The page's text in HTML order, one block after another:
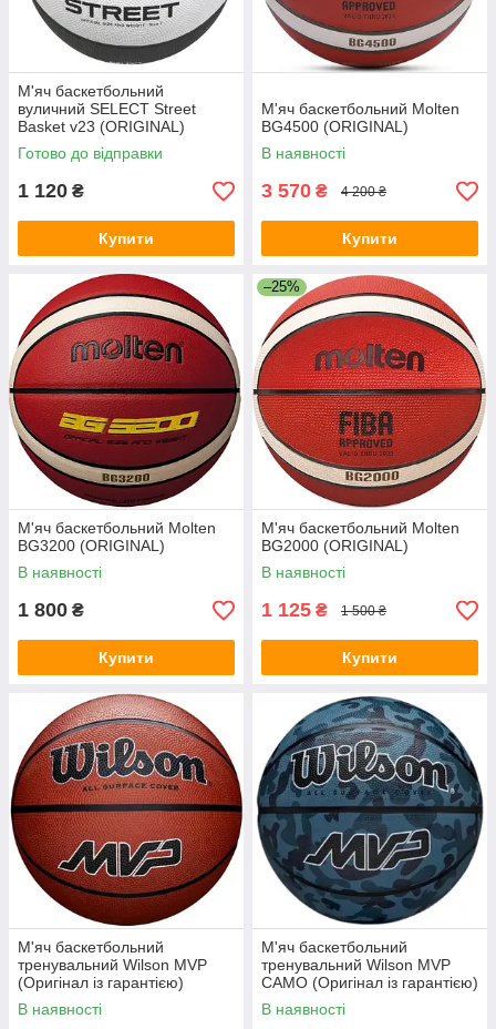
М'яч баскетбольний
вуличний SELECT Street
Basket v23 (ORIGINAL)
Готово до відправки
1 120 ₴
Купити
М'яч баскетбольний Molten
BG4500 (ORIGINAL)
В наявності
3 570 ₴ 4 200 ₴
Купити
М'яч баскетбольний Molten
BG3200 (ORIGINAL)
В наявності
1 800 ₴
Купити
–25%
М'яч баскетбольний Molten
BG2000 (ORIGINAL)
В наявності
1 125 ₴ 1 500 ₴
Купити
М'яч баскетбольний
тренувальний Wilson MVP
(Оригінал із гарантією)
В наявності
М'яч баскетбольний
тренувальний Wilson MVP
CAMO (Оригінал із гарантією)
В наявності